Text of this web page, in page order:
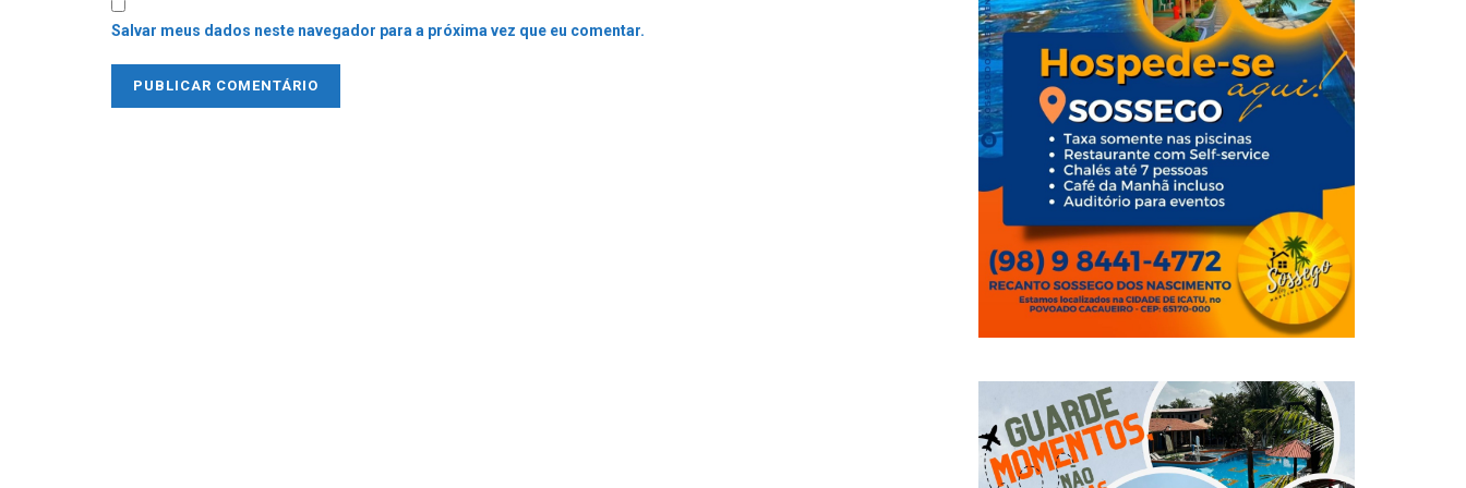
Salvar meus dados neste navegador para a próxima vez que eu comentar.